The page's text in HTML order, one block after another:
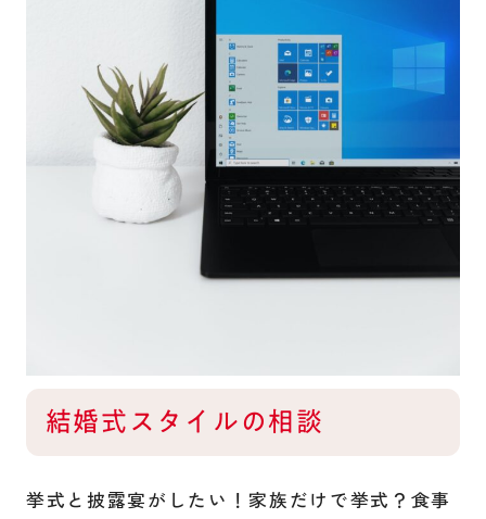
結婚式スタイルの相談
挙式と披露宴がしたい！家族だけで挙式？食事